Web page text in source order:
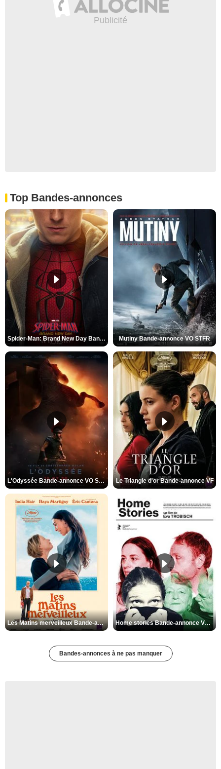
Top Bandes-annonces
Spider-Man: Brand New Day Bande-annonce VO STFR Mutiny Bande-annonce VO STFR
L'Odyssée Bande-annonce VO STFR Le Triangle d'or Bande-annonce VF
Les Matins merveilleux Bande-annonce VF Home stories Bande-annonce VO STFR
Bandes-annonces à ne pas manquer